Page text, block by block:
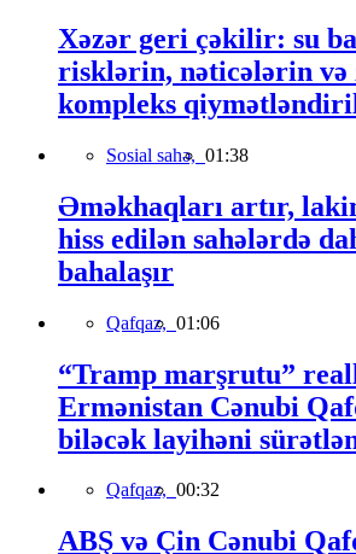
Xəzər geri çəkilir: su
risklərin, nəticələrin
kompleks
Sosial sahə, 01:38
Əməkhaqları artır,
hiss edilən sahələrdə
bahalaşır
Qafqaz, 01:06
“Tramp marşrutu”
Ermənistan Cənubi
biləcək layihəni
Qafqaz, 00:32
ABŞ və Çin Cənubi